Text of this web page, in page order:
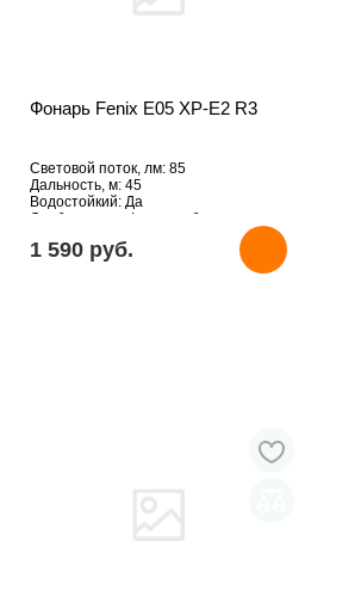
Фонарь Fenix E05 XP-E2 R3
Световой поток, лм: 85
Дальность, м: 45
Водостойкий: Да
Особенности: Фонарик-брелок
1 590 pуб.